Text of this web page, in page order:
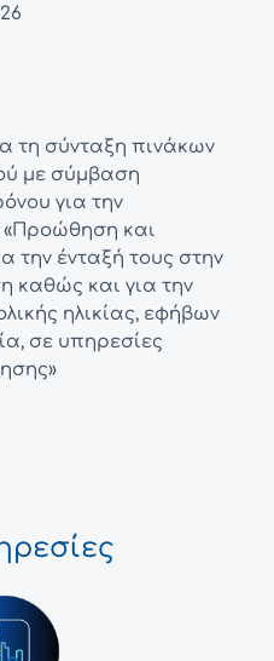
τη σύνταξη πινάκων
με σύμβαση
για την
«Προώθηση και
την ένταξή τους στην
καθώς και για την
ηλικίας, εφήβων
σε υπηρεσίες